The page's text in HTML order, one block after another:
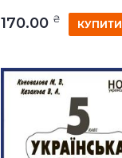
170.00 ₴ КУПИТИ